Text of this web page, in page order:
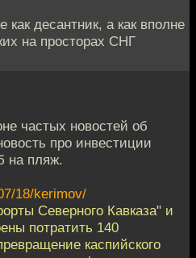
десантник, а как вполне
на просторах СНГ
частых новостей об
про инвестиции
на пляж.
18/kerimov/
Северного Кавказа" и
потратить 140
каспийского